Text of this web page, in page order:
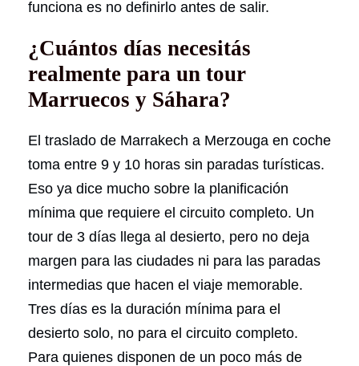
funciona es no definirlo antes de salir.
¿Cuántos días necesitás
realmente para un tour
Marruecos y Sáhara?
El traslado de Marrakech a Merzouga en coche
toma entre 9 y 10 horas sin paradas turísticas.
Eso ya dice mucho sobre la planificación
mínima que requiere el circuito completo. Un
tour de 3 días llega al desierto, pero no deja
margen para las ciudades ni para las paradas
intermedias que hacen el viaje memorable.
Tres días es la duración mínima para el
desierto solo, no para el circuito completo.
Para quienes disponen de un poco más de